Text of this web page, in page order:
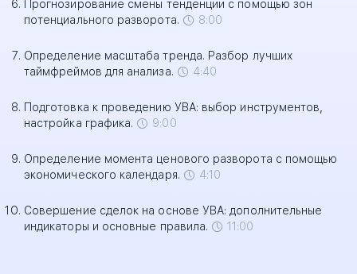
Прогнозирование смены тенденции с помощью зон
потенциального разворота.
8:00
Определение масштаба тренда. Разбор лучших
таймфреймов для анализа.
4:40
Подготовка к проведению УВА: выбор инструментов,
настройка графика.
9:00
Определение момента ценового разворота с помощью
экономического календаря.
4:10
Совершение сделок на основе УВА: дополнительные
индикаторы и основные правила.
11:00